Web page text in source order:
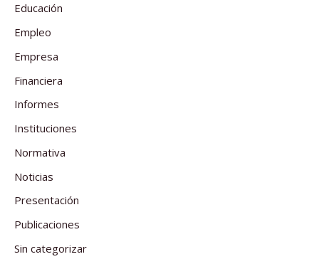
Educación
Empleo
Empresa
Financiera
Informes
Instituciones
Normativa
Noticias
Presentación
Publicaciones
Sin categorizar